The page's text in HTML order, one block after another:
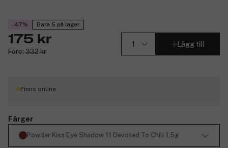
-47% Bara 5 på lager
175 kr
Före: 332 kr
Lägg till
Finns online
Färger
Powder Kiss Eye Shadow 11 Devoted To Chili 1,5g